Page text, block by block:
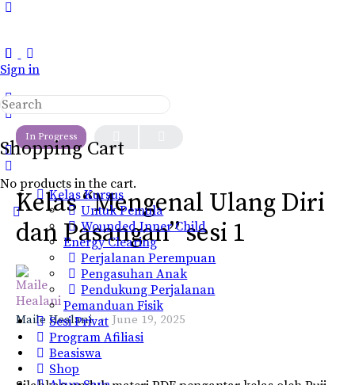
Sign in
Shopping Cart
No products in the cart.
Search
for:
Kelas Kursus
Untuk Pemula
Wounded Inner Child
Energy Clearing
Perjalanan Perempuan
Pengasuhan Anak
Pendukung Perjalanan
Pemanduan Fisik
Sesi Privat
Program Afiliasi
Beasiswa
Shop
LESSON 1
In Progress
Kelas “Mengenal Ulang Diri
dan Pasangan” sesi 1
Maile Healani June 19, 2025